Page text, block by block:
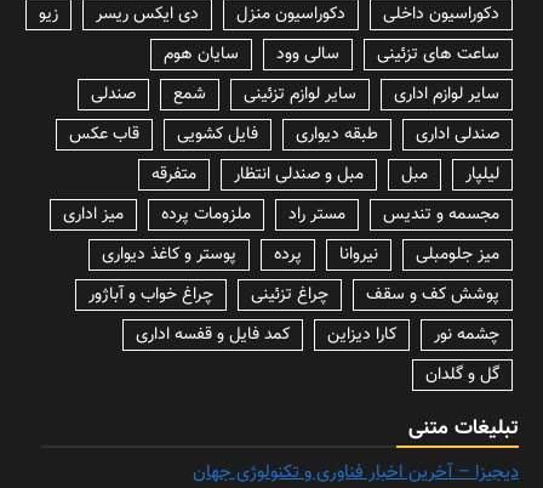
دکوراسیون داخلی
دکوراسیون منزل دی ایکس ریسر
زیو
ساعت های تزئینی
سالی وود
سایان هوم
سایر لوازم اداری
سایر لوازم تزئینی شمع
صندلی
صندلی اداری
طبقه دیواری فایل کشویی
قاب عکس
لیلپار
مبل مبل و صندلی انتظار
متفرقه
مجسمه و تندیس
مستر راد ملزومات پرده
میز اداری
میز جلومبلی
نیروانا پرده
پوستر و کاغذ دیواری
پوشش کف و سقف
چراغ تزئینی
چراغ خواب و آباژور
چشمه نور
کارا دیزاین
کمد فایل و قفسه اداری
گل و گلدان
تبلیغات متنی
دیجیزا – آخرین اخبار فناوری و تکنولوژی جهان